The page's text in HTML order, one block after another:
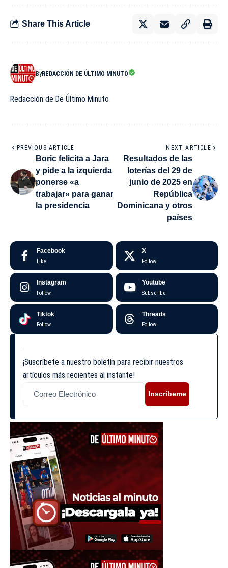
Share This Article
ByREDACCIÓN DE ÚLTIMO MINUTO
Redacción de De Último Minuto
PREVIOUS ARTICLE
Boric felicita a Jara
y pide a la izquierda
ponerse «a
trabajar» para ganar
la presidencia
NEXT ARTICLE
Resultados de las
loterías del 29 de
junio de 2025 en
República
Dominicana y otros
países
Facebook
Like
X
Follow
Instagram
Follow
Youtube
Subscribe
Tiktok
Follow
Threads
Follow
¡Suscríbete a nuestro boletín para recibir nuestros
artículos más recientes al instante!
Inscríbeme